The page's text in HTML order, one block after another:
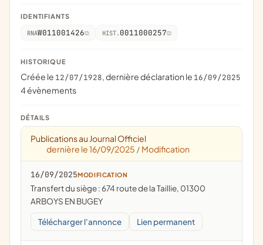
IDENTIFIANTS
RNAW011001426 HIST. 0011000257
HISTORIQUE
Créée le 12/07/1928, dernière déclaration le 16/09/2025
4 évènements
DÉTAILS
Publications au Journal Officiel
dernière le 16/09/2025 / Modification
16/09/2025MODIFICATION
Transfert du siège : 674 route de la Taillie, 01300
ARBOYS EN BUGEY
Télécharger l'annonce Lien permanent